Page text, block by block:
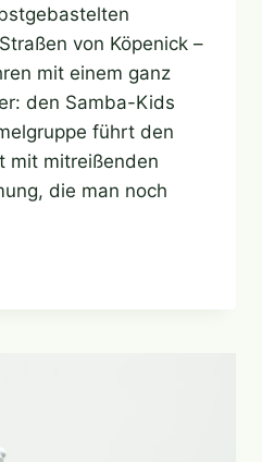
von Köpenick –
mit einem ganz
den Samba-Kids
führt den
mit mitreißenden
die man noch